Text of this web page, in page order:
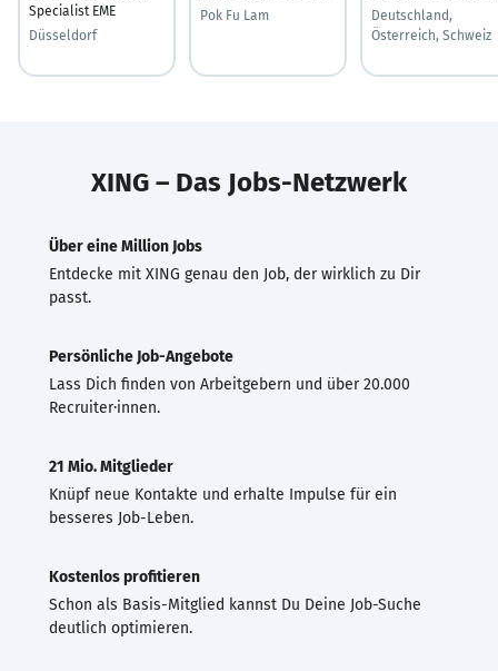
Specialist EME
Düsseldorf
Pok Fu Lam
Deutschland,
Österreich, Schweiz
XING – Das Jobs-Netzwerk
Über eine Million Jobs
Entdecke mit XING genau den Job, der wirklich zu Dir
passt.
Persönliche Job-Angebote
Lass Dich finden von Arbeitgebern und über 20.000
Recruiter·innen.
21 Mio. Mitglieder
Knüpf neue Kontakte und erhalte Impulse für ein
besseres Job-Leben.
Kostenlos profitieren
Schon als Basis-Mitglied kannst Du Deine Job-Suche
deutlich optimieren.